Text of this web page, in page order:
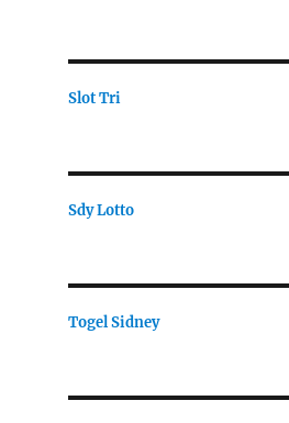
Slot Tri
Sdy Lotto
Togel Sidney